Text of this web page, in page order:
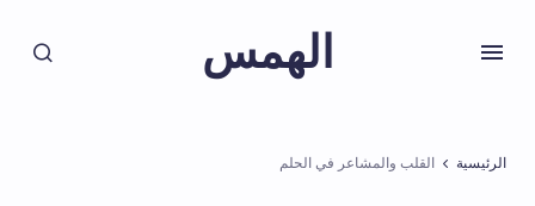
الهمس
الرئيسية القلب والمشاعر في الحلم